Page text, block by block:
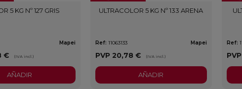
5 KG Nº 127 GRIS
Mapei
€ (IVA incl.)
AÑADIR
ULTRACOLOR 5 KG Nº 133 ARENA
Ref: 11063133 Mapei
PVP 20,78 € (IVA incl.)
AÑADIR
Ref:
PVP